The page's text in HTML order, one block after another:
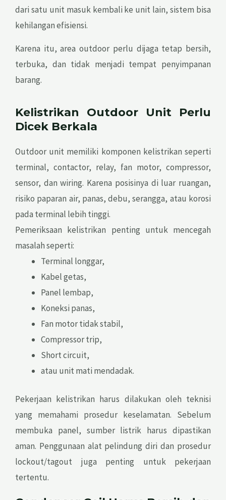
dari satu unit masuk kembali ke unit lain, sistem bisa
kehilangan efisiensi.
Karena itu, area outdoor perlu dijaga tetap bersih,
terbuka, dan tidak menjadi tempat penyimpanan
barang.
Kelistrikan Outdoor Unit Perlu
Dicek Berkala
Outdoor unit memiliki komponen kelistrikan seperti
terminal, contactor, relay, fan motor, compressor,
sensor, dan wiring. Karena posisinya di luar ruangan,
risiko paparan air, panas, debu, serangga, atau korosi
pada terminal lebih tinggi.
Pemeriksaan kelistrikan penting untuk mencegah
masalah seperti:
Terminal longgar,
Kabel getas,
Panel lembap,
Koneksi panas,
Fan motor tidak stabil,
Compressor trip,
Short circuit,
atau unit mati mendadak.
Pekerjaan kelistrikan harus dilakukan oleh teknisi
yang memahami prosedur keselamatan. Sebelum
membuka panel, sumber listrik harus dipastikan
aman. Penggunaan alat pelindung diri dan prosedur
lockout/tagout juga penting untuk pekerjaan
tertentu.